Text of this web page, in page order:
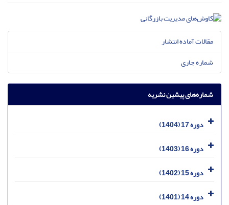
مقالات آماده انتشار
شماره جاری
شماره‌های پیشین نشریه
دوره 17 (1404)
دوره 16 (1403)
دوره 15 (1402)
دوره 14 (1401)